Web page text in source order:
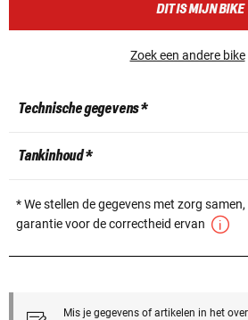
DIT IS MIJN BIKE
Zoek een andere bike
Technische gegevens *
Tankinhoud *
* We stellen de gegevens met zorg
garantie voor de correctheid ervan
Mis je gegevens of artikelen in het